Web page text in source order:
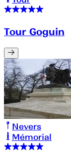
Tour Goguin
Nevers
Mémorial